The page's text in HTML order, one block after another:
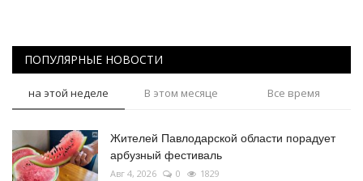
ПОПУЛЯРНЫЕ НОВОСТИ
на этой неделе В этом месяце Все время
Жителей Павлодарской области порадует
арбузный фестиваль
Авг 4, 2026 0 1829